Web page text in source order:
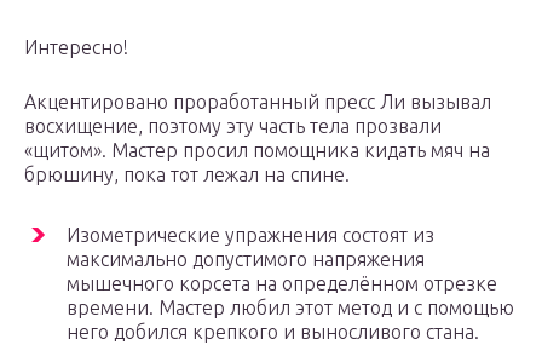
Интересно!
Акцентировано проработанный пресс Ли вызывал
восхищение, поэтому эту часть тела прозвали
«щитом». Мастер просил помощника кидать мяч на
брюшину, пока тот лежал на спине.
Изометрические упражнения состоят из
максимально допустимого напряжения
мышечного корсета на определённом отрезке
времени. Мастер любил этот метод и с помощью
него добился крепкого и выносливого стана.